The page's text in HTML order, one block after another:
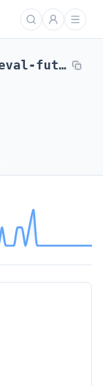
autoeval-eval-futin__feed-top_en-246167-2175069946